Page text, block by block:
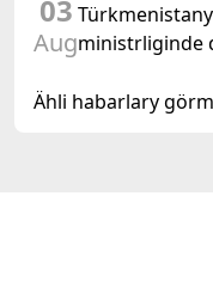
03
Augministrliginde
Ähli habarlary